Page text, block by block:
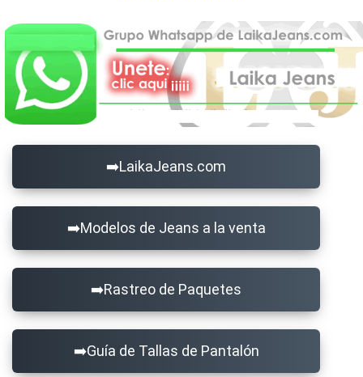
LaikaJeans.com
Modelos de Jeans a la venta
Rastreo de Paquetes
Guía de Tallas de Pantalón